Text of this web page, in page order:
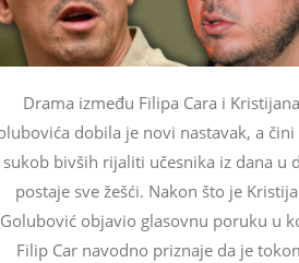
Drama između Filipa Cara i Kristijana
dobila je novi nastavak, a čini
sukob bivših rijaliti učesnika iz dana u
postaje sve žešći. Nakon što je
Golubović objavio glasovnu poruku u
Filip Car navodno priznaje da je